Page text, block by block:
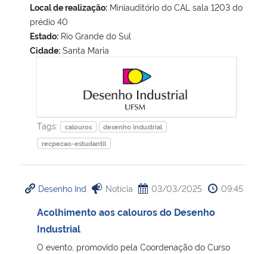
Local de realização: Miniauditório do CAL sala 1203 do
prédio 40
Estado: Rio Grande do Sul
Cidade: Santa Maria
Tags: calouros
desenho industrial
recpecao-estudantil
Desenho Ind Notícia 03/03/2025 09:45
Acolhimento aos calouros do Desenho
Industrial
O evento, promovido pela Coordenação do Curso